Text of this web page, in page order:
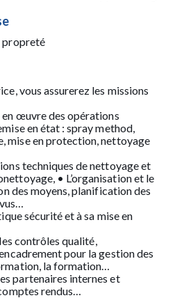
propreté
vous assurerez les missions
œuvre des opérations
en état : spray method,
mise en protection, nettoyage
techniques de nettoyage et
• L’organisation et le
des moyens, planification des
sécurité et à sa mise en
contrôles qualité,
pour la gestion des
la formation…
partenaires internes et
rendus…